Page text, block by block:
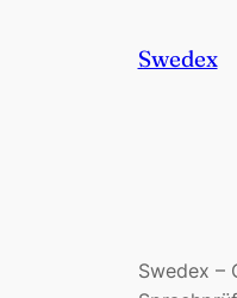
Swedex
Swedex –